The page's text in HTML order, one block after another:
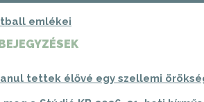
emlékei
tettek élővé egy szellemi